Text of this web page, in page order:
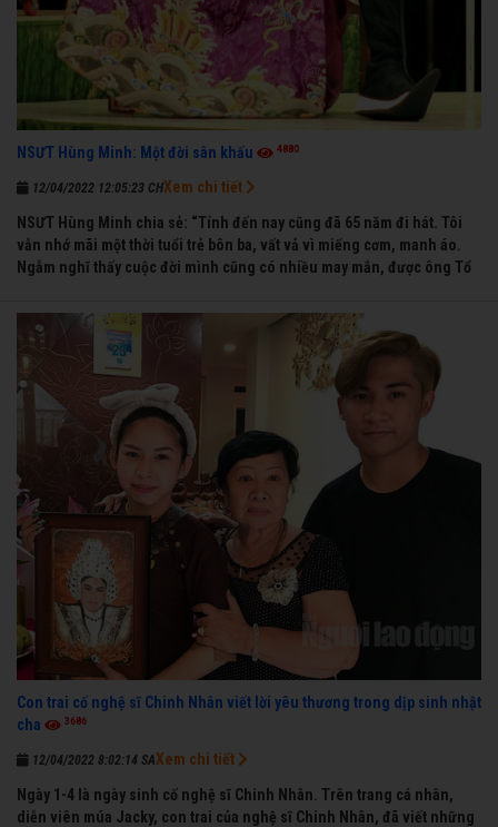
NSƯT Hùng Minh: Một đời sân khấu 4880
12/04/2022 12:05:23 CH
NSƯT Hùng Minh chia sẻ: “Tính đến nay cũng đã 65 năm đi hát. Tôi
vẫn nhớ mãi một thời tuổi trẻ bôn ba, vất vả vì miếng cơm, manh áo.
Ngẫm nghĩ thấy cuộc đời mình cũng có nhiều may mắn, được ông Tổ
trong dòng đời xuôi ngược nhận được những cơ may để từng bước
thành danh với nghiệp ca diễn”.
Xem chi tiết
Con trai cố nghệ sĩ Chinh Nhân viết lời yêu thương trong dịp sinh nhật
cha
3686
12/04/2022 8:02:14 SA
Ngày 1-4 là ngày sinh cố nghệ sĩ Chinh Nhân. Trên trang cá nhân,
diễn viên múa Jacky, con trai của nghệ sĩ Chinh Nhân, đã viết những
Xem chi tiết